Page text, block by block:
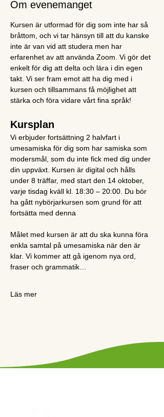
Om evenemanget
Kursen är utformad för dig som inte har så
bråttom, och vi tar hänsyn till att du kanske
inte är van vid att studera men har
erfarenhet av att använda Zoom. Vi gör det
enkelt för dig att delta och lära i din egen
takt. Vi ser fram emot att ha dig med i
kursen och tillsammans få möjlighet att
stärka och föra vidare vårt fina språk!
Kursplan
Vi erbjuder fortsättning 2 halvfart i
umesamiska för dig som har samiska som
modersmål, som du inte fick med dig under
din uppväxt. Kursen är digital och hålls
under 8 träffar, med start den 14 oktober,
varje tisdag kväll kl. 18:30 – 20:00. Du bör
ha gått nybörjarkursen som grund för att
fortsätta med denna
Målet med kursen är att du ska kunna föra
enkla samtal på umesamiska när den är
klar. Vi kommer att gå igenom nya ord,
fraser och grammatik…
Läs mer